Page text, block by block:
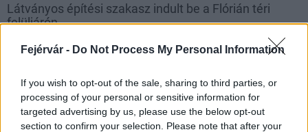
Fejérvár - Do Not Process My Personal Information
If you wish to opt-out of the sale, sharing to third parties, or
processing of your personal or sensitive information for
targeted advertising by us, please use the below opt-out
section to confirm your selection. Please note that after your
Látványos építési szakasz indult be a Flórián téri
felüljárón
A tartós nyári hőség jelentős kihívás elé állítja a KM Építőt,
ennek ellenére folyamatosan halad az aszfaltozás.
Paks II.: Mit jelent az 5. blokk új
mérföldköve a felülvizsgálat
árnyékában?